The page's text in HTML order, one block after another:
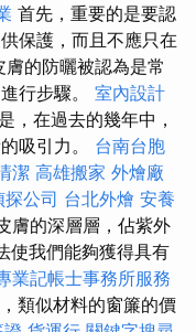
首先，重要的是要認
保護，而且不應只在
的防曬被認為是常
行步驟。 室內設計
，在過去的幾年中，
吸引力。 台南台胞
潔 高雄搬家 外燴廠
探公司 台北外燴 安養
膚的深層層，佔紫外
使我們能夠獲得具有
業記帳士事務所服務
類似材料的窗簾的價